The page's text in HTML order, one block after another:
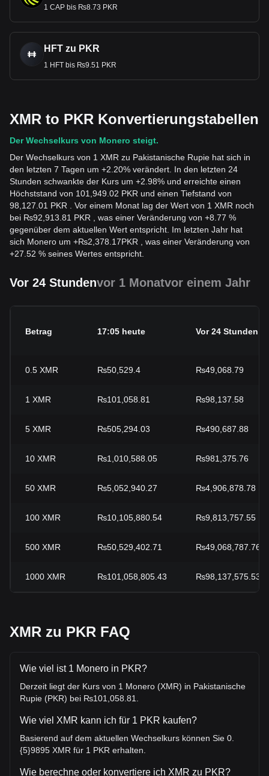
1 CAP bis ₨8.73 PKR
HFT zu PKR
1 HFT bis ₨9.51 PKR
XMR to PKR Konvertierungstabellen
Der Wechselkurs von Monero steigt.
Der Wechselkurs von 1 XMR zu Pakistanische Rupie hat sich in
den letzten 7 Tagen um +2.20% verändert. In den letzten 24
Stunden schwankte der Kurs um +2.98% und erreichte einen
Höchststand von 101,949.02 PKR und einen Tiefstand von
98,127.01 PKR . Vor einem Monat lag der Wert von 1 XMR noch
bei ₨92,913.81 PKR , was einer Veränderung von +8.77 %
gegenüber dem aktuellen Wert entspricht. Im letzten Jahr hat
sich Monero um +₨2,378.17PKR , was einer Veränderung von
+27.52 % seines Wertes entspricht.
Vor 24 Stundenvor 1 Monatvor einem Jahr
Betrag 17:05 heute Vor 24 Stunden
0.5 XMR ₨50,529.4 ₨49,068.79
1 XMR ₨101,058.81 ₨98,137.58
5 XMR ₨505,294.03 ₨490,687.88
10 XMR ₨1,010,588.05 ₨981,375.76
50 XMR ₨5,052,940.27 ₨4,906,878.78
100 XMR ₨10,105,880.54 ₨9,813,757.55
500 XMR ₨50,529,402.71 ₨49,068,787.76
1000 XMR ₨101,058,805.43 ₨98,137,575.53
XMR zu PKR FAQ
Wie viel ist 1 Monero in PKR?
Derzeit liegt der Kurs von 1 Monero (XMR) in Pakistanische
Rupie (PKR) bei ₨101,058.81.
Wie viel XMR kann ich für 1 PKR kaufen?
Basierend auf dem aktuellen Wechselkurs können Sie 0.
{5}9895 XMR für 1 PKR erhalten.
Wie berechne oder konvertiere ich XMR zu PKR?